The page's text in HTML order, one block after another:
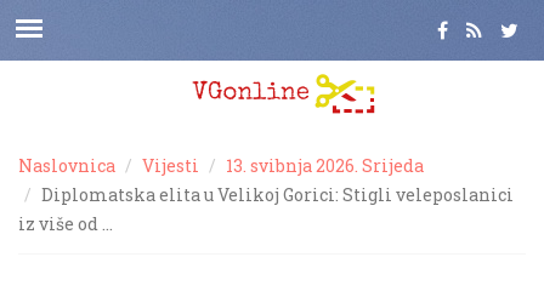
Naslovnica Vijesti
13. svibnja 2026. Srijeda
Diplomatska elita u Velikoj Gorici: Stigli veleposlanici
iz više od …